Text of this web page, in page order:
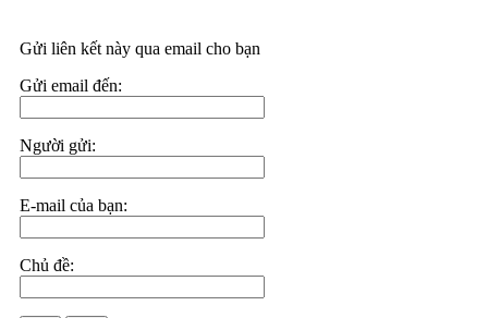
Gửi liên kết này qua email cho bạn
Gửi email đến:
Người gửi:
E-mail của bạn:
Chủ đề: